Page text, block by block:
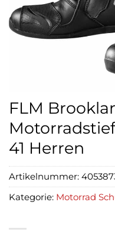
FLM
41 Herren
Artikelnummer:
Kategorie: Motorrad